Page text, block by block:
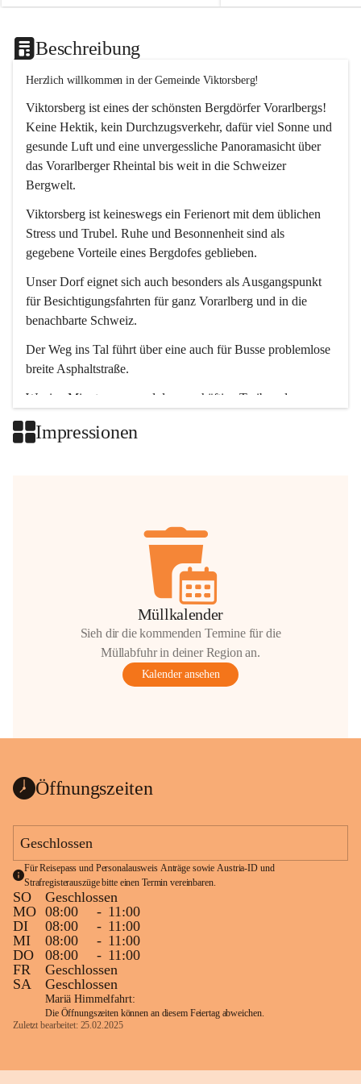
Beschreibung
Herzlich willkommen in der Gemeinde Viktorsberg!
Viktorsberg ist eines der schönsten Bergdörfer Vorarlbergs!
Keine Hektik, kein Durchzugsverkehr, dafür viel Sonne und
gesunde Luft und eine unvergessliche Panoramasicht über
das Vorarlberger Rheintal bis weit in die Schweizer
Bergwelt.
Viktorsberg ist keineswegs ein Ferienort mit dem üblichen
Stress und Trubel. Ruhe und Besonnenheit sind als
gegebene Vorteile eines Bergdofes geblieben.
Unser Dorf eignet sich auch besonders als Ausgangspunkt
für Besichtigungsfahrten für ganz Vorarlberg und in die
benachbarte Schweiz.
Der Weg ins Tal führt über eine auch für Busse problemlose
breite Asphaltstraße.
Wenige Minuten nur, und das geschäftige Treiben der
Impressionen
Müllkalender
Sieh dir die kommenden Termine für die
Müllabfuhr in deiner Region an.
Kalender ansehen
Öffnungszeiten
Geschlossen
Für Reisepass und Personalausweis Anträge sowie Austria-ID und
Strafregisterauszüge bitte einen Termin vereinbaren.
SO
Geschlossen
MO 08:00 - 11:00
DI
08:00 - 11:00
MI
08:00 - 11:00
DO
08:00 - 11:00
FR
Geschlossen
SA
Geschlossen
Mariä Himmelfahrt:
Die Öffnungszeiten können an diesem Feiertag abweichen.
Zuletzt bearbeitet: 25.02.2025